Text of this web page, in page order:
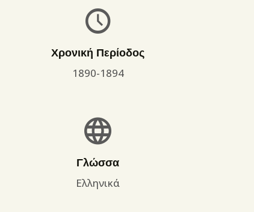
Χρονική Περίοδος
1890-1894
Γλώσσα
Ελληνικά